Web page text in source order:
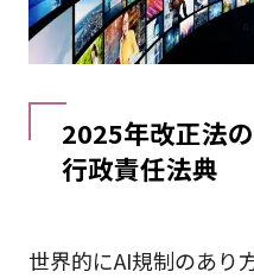
2025年改正法
行政責任法典
世界的にAI規制のあり